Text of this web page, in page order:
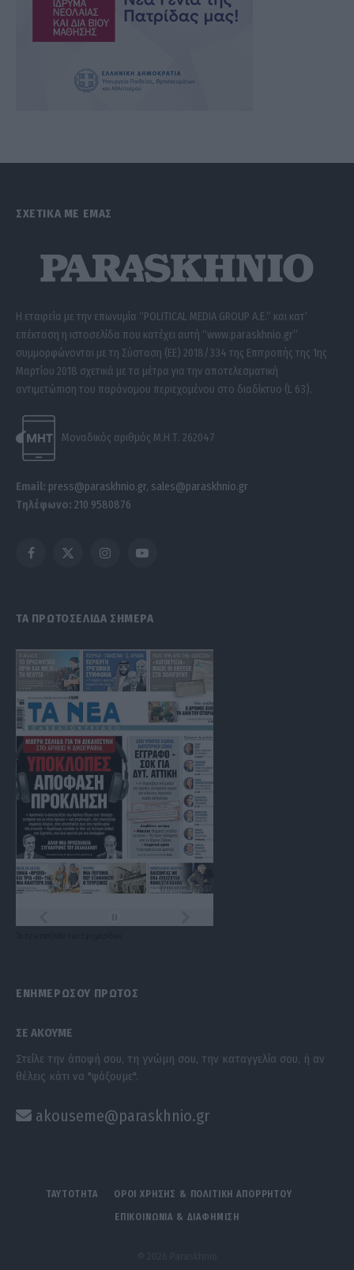
ΣΧΕΤΙΚΑ ΜΕ ΕΜΑΣ
Η εταιρεία με την επωνυμία “POLITICAL MEDIA GROUP A.E.” και κατ’
επέκταση η ιστοσελίδα που κατέχει αυτή “www.paraskhnio.gr”
συμμορφώνονται με τη Σύσταση (ΕΕ) 2018/334 της Επιτροπής της 1ης
Μαρτίου 2018 σχετικά με τα μέτρα για την αποτελεσματική
αντιμετώπιση του παράνομου περιεχομένου στο διαδίκτυο (L 63).
Μοναδικός αριθμός Μ.Η.Τ. 262047
Email: press@paraskhnio.gr, sales@paraskhnio.gr
Τηλέφωνο: 210 9580876
Facebook
X
InstagramYouTube
ΤΑ ΠΡΩΤΟΣΕΛΙΔΑ ΣΗΜΕΡΑ
ΕΝΗΜΕΡΩΣΟΥ ΠΡΩΤΟΣ
ΣΕ ΑΚΟΥΜΕ
Στείλε την άποψή σου, τη γνώμη σου, την καταγγελία σου, ή αν
θέλεις κάτι να "ψάξουμε".
akouseme@paraskhnio.gr
ΤΑΥΤΟΤΗΤΑ ΟΡΟΙ ΧΡΗΣΗΣ & ΠΟΛΙΤΙΚΗ ΑΠΟΡΡΗΤΟΥ
ΕΠΙΚΟΙΝΩΝΙΑ & ΔΙΑΦΗΜΙΣΗ